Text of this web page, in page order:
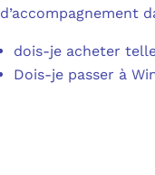
dois-je acheter
Dois-je passer à